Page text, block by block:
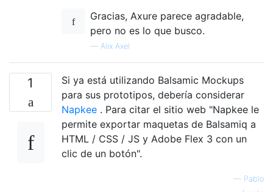
Gracias, Axure parece agradable,
pero no es lo que busco.
— Alix Axel
1
Si ya está utilizando Balsamic Mockups
para sus prototipos, debería considerar
Napkee . Para citar el sitio web "Napkee le
permite exportar maquetas de Balsamiq a
HTML / CSS / JS y Adobe Flex 3 con un
clic de un botón".
— Pablo